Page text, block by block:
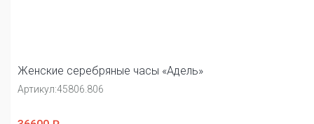
Женские серебряные часы «Адель»
Артикул:45806.806